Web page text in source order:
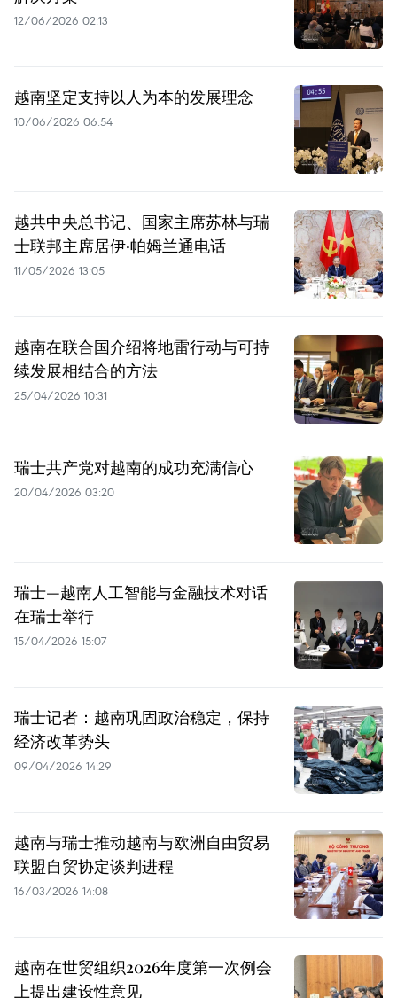
12/06/2026 02:13
越南坚定支持以人为本的发展理念
10/06/2026 06:54
越共中央总书记、国家主席苏林与瑞
士联邦主席居伊·帕姆兰通电话
11/05/2026 13:05
越南在联合国介绍将地雷行动与可持
续发展相结合的方法
25/04/2026 10:31
瑞士共产党对越南的成功充满信心
20/04/2026 03:20
瑞士—越南人工智能与金融技术对话
在瑞士举行
15/04/2026 15:07
瑞士记者：越南巩固政治稳定，保持
经济改革势头
09/04/2026 14:29
越南与瑞士推动越南与欧洲自由贸易
联盟自贸协定谈判进程
16/03/2026 14:08
越南在世贸组织2026年度第一次例会
上提出建设性意见